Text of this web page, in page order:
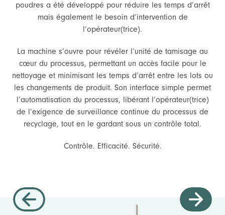
poudres a été développé pour réduire les temps d’arrêt
mais également le besoin d’intervention de
l’opérateur(trice).
La machine s’ouvre pour révéler l’unité de tamisage au
cœur du processus, permettant un accès facile pour le
nettoyage et minimisant les temps d’arrêt entre les lots ou
les changements de produit. Son interface simple permet
l’automatisation du processus, libérant l’opérateur(trice)
de l’exigence de surveillance continue du processus de
recyclage, tout en le gardant sous un contrôle total.
Contrôle. Efficacité. Sécurité.